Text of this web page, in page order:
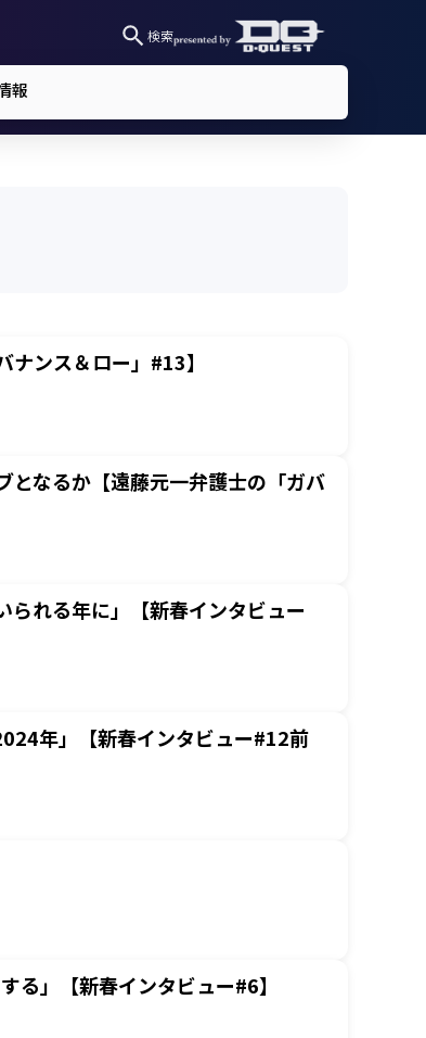
検索
報
ンス＆ロー」#13】
となるか【遠藤元一弁護士の「ガバ
られる年に」【新春インタビュー
年」【新春インタビュー#12前
る」【新春インタビュー#6】